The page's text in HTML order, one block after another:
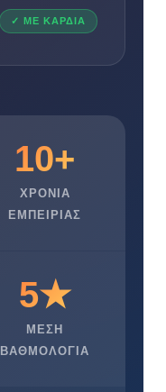
✓ ΜΕ ΚΑΡΔΙΆ
10+
ΧΡΌΝΙΑ
ΕΜΠΕΙΡΊΑΣ
5★
ΜΈΣΗ
ΒΑΘΜΟΛΟΓΊΑ